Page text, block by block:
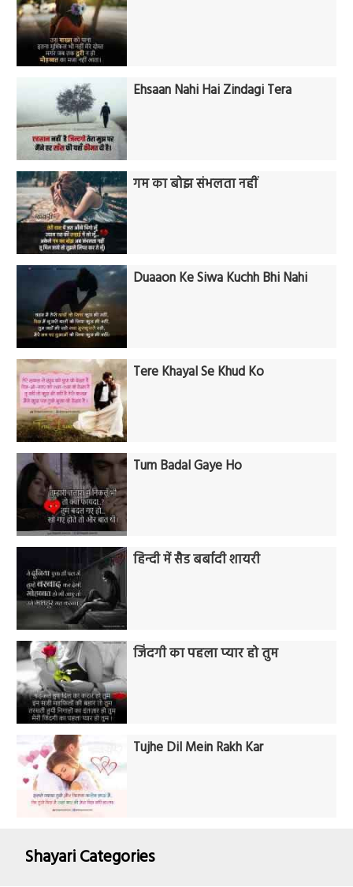
Ehsaan Nahi Hai Zindagi Tera
गम का बोझ संभलता नहीं
Duaaon Ke Siwa Kuchh Bhi Nahi
Tere Khayal Se Khud Ko
Tum Badal Gaye Ho
हिन्दी में सैड बर्बादी शायरी
जिंदगी का पहला प्यार हो तुम
Tujhe Dil Mein Rakh Kar
Shayari Categories